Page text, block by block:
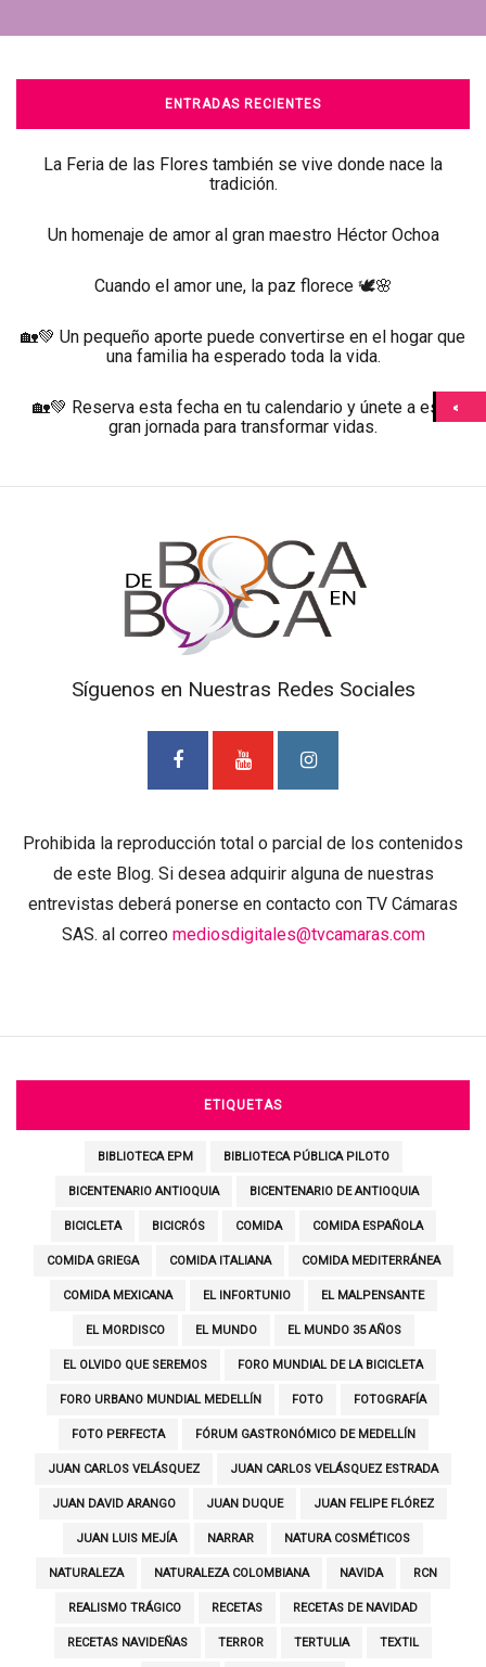
ENTRADAS RECIENTES
La Feria de las Flores también se vive donde nace la
tradición.
Un homenaje de amor al gran maestro Héctor Ochoa
Cuando el amor une, la paz florece 🕊️🌸
🏡💚 Un pequeño aporte puede convertirse en el hogar que
una familia ha esperado toda la vida.
🏡💚 Reserva esta fecha en tu calendario y únete a esta
gran jornada para transformar vidas.
Síguenos en Nuestras Redes Sociales
Prohibida la reproducción total o parcial de los contenidos
de este Blog. Si desea adquirir alguna de nuestras
entrevistas deberá ponerse en contacto con TV Cámaras
SAS. al correo mediosdigitales@tvcamaras.com
ETIQUETAS
BIBLIOTECA EPM BIBLIOTECA PÚBLICA PILOTO
BICENTENARIO ANTIOQUIA BICENTENARIO DE ANTIOQUIA
BICICLETA BICICRÓS COMIDA COMIDA ESPAÑOLA
COMIDA GRIEGA COMIDA ITALIANA COMIDA MEDITERRÁNEA
COMIDA MEXICANA EL INFORTUNIO EL MALPENSANTE
EL MORDISCO EL MUNDO EL MUNDO 35 AÑOS
EL OLVIDO QUE SEREMOS FORO MUNDIAL DE LA BICICLETA
FORO URBANO MUNDIAL MEDELLÍN FOTO FOTOGRAFÍA
FOTO PERFECTA FÓRUM GASTRONÓMICO DE MEDELLÍN
JUAN CARLOS VELÁSQUEZ JUAN CARLOS VELÁSQUEZ ESTRADA
JUAN DAVID ARANGO JUAN DUQUE JUAN FELIPE FLÓREZ
JUAN LUIS MEJÍA NARRAR NATURA COSMÉTICOS
NATURALEZA NATURALEZA COLOMBIANA NAVIDA RCN
REALISMO TRÁGICO RECETAS RECETAS DE NAVIDAD
RECETAS NAVIDEÑAS TERROR TERTULIA TEXTIL